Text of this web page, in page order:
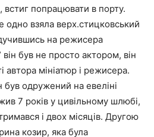
попрацювати в порту.
одно взяла верх.стицковський
на режисера
був не просто актором, він
автора мініатюр і режисера.
одружений на евеліні
7 років у цивільному шлюбі,
і двох місяців. Другою
козир, яка була